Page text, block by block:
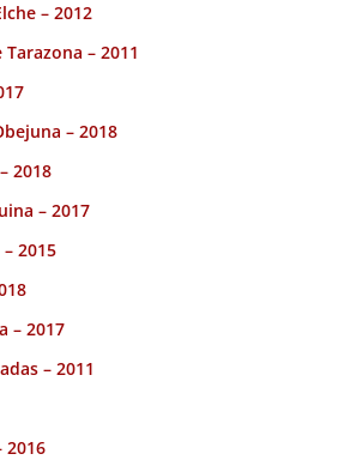
– 2012
– 2011
– 2018
2018
– 2017
2015
– 2017
– 2011
2016